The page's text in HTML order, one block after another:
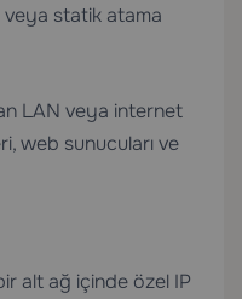
veya statik atama
LAN veya internet
web sunucuları ve
alt ağ içinde özel IP